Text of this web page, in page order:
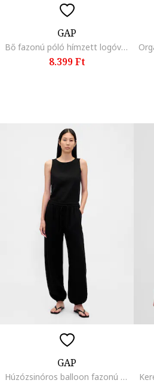
GAP
Bő fazonú póló hímzett logóval, Világos rózsaszín,
8.399 Ft
GAP
Húzózsinóros balloon fazonú pamutnadrág, Fekete,